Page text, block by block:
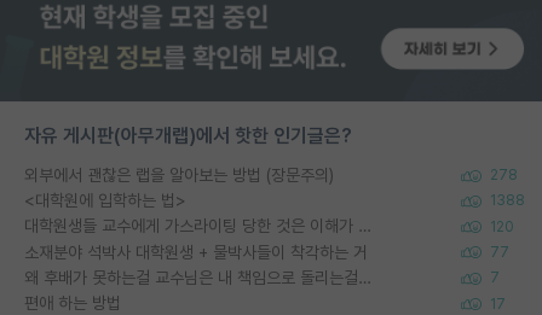
자유 게시판(아무개랩)에서 핫한 인기글은?
외부에서 괜찮은 랩을 알아보는 방법 (장문주의) 278
<대학원에 입학하는 법> 1388
대학원생들 교수에게 가스라이팅 당한 것은 이해가 갑니다. 안타깝네요. 120
소재분야 석박사 대학원생 + 물박사들이 착각하는 거 77
왜 후배가 못하는걸 교수님은 내 책임으로 돌리는걸까요? 7
편애 하는 방법 17